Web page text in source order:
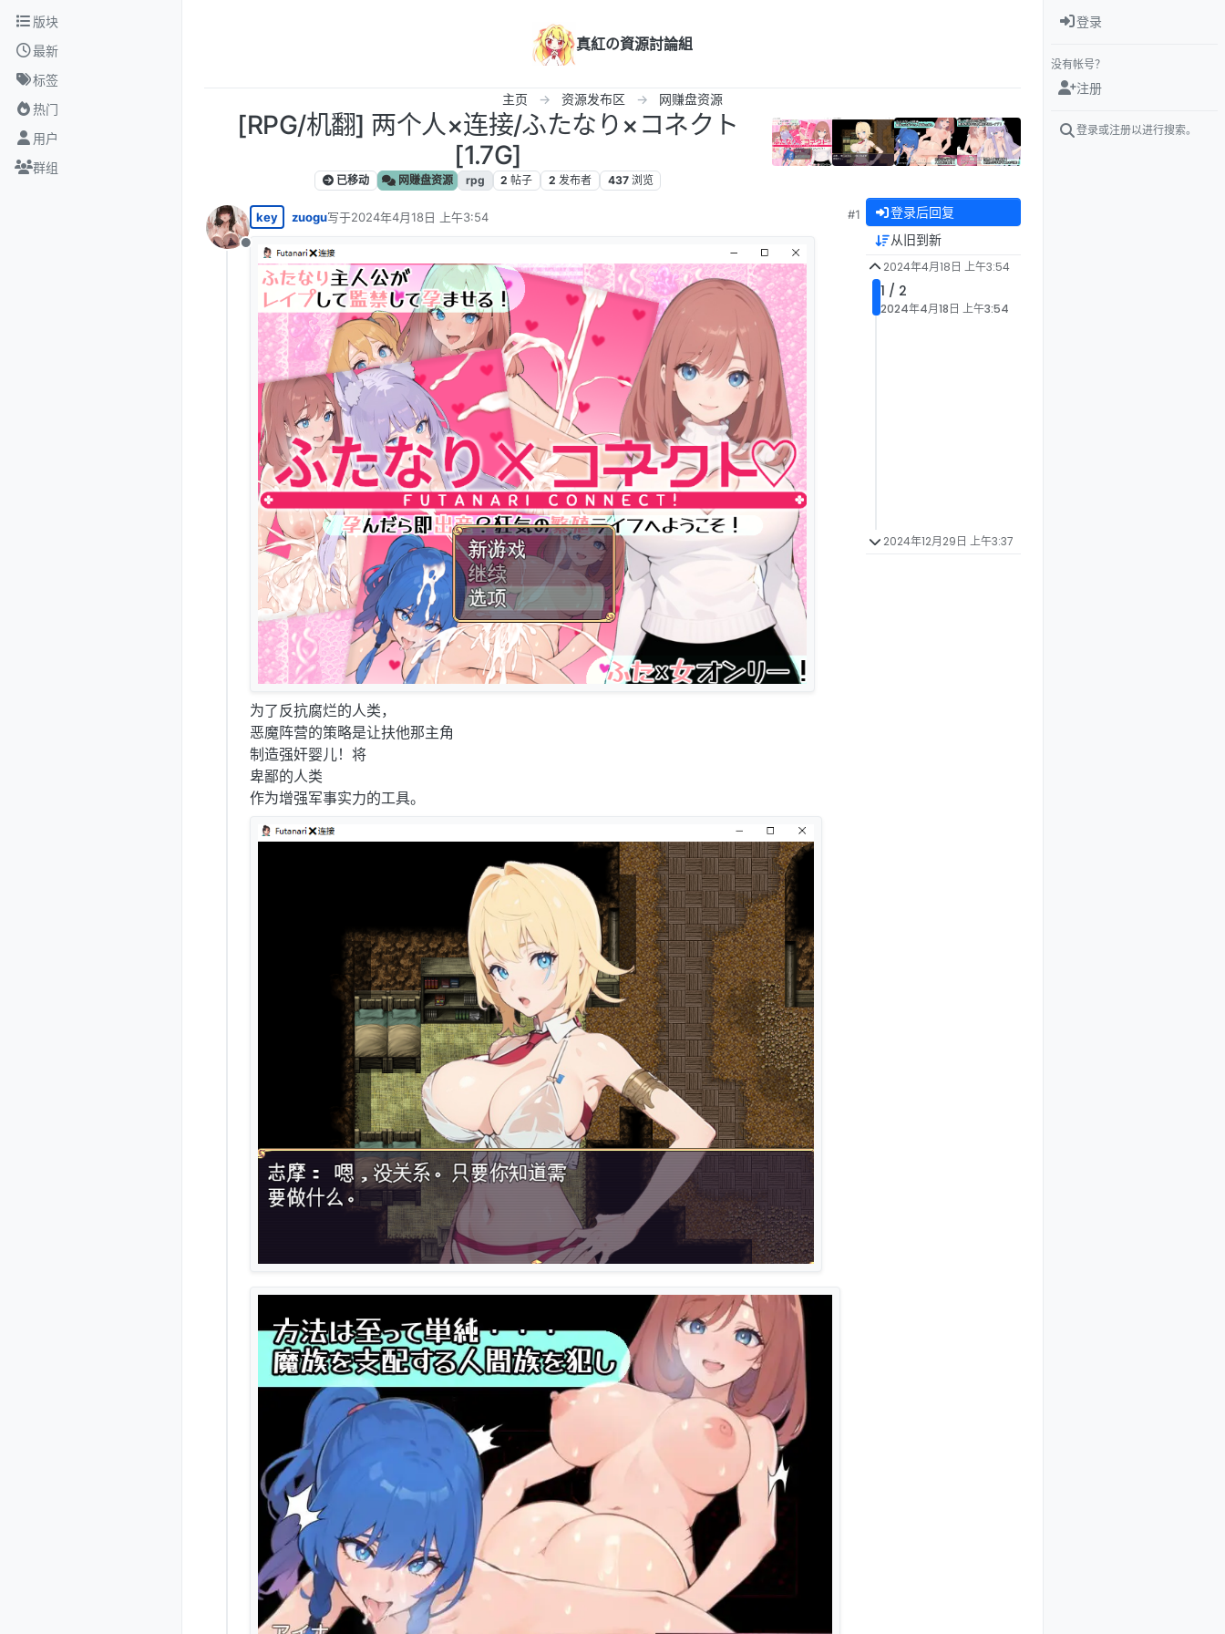
跳转至内容
版块
最新
标签
热门
用户
群组
真紅の資源討論組
主页 资源发布区 网赚盘资源
[RPG/机翻] 两个人×连接/ふたなり×コネクト
[1.7G]
已移动 网赚盘资源 rpg 2 帖子 2 发布者 437 浏览
离线
key zuogu写于2024年4月18日 上午3:54
最后由 编辑
#1
为了反抗腐烂的人类，
恶魔阵营的策略是让扶他那主角
制造强奸婴儿！将
卑鄙的人类
作为增强军事实力的工具。
登录后回复
从旧到新
2024年4月18日 上午3:54
1 / 2
2024年4月18日 上午3:54
2024年12月29日 上午3:37
登录
没有帐号？
注册
登录或注册以进行搜索。